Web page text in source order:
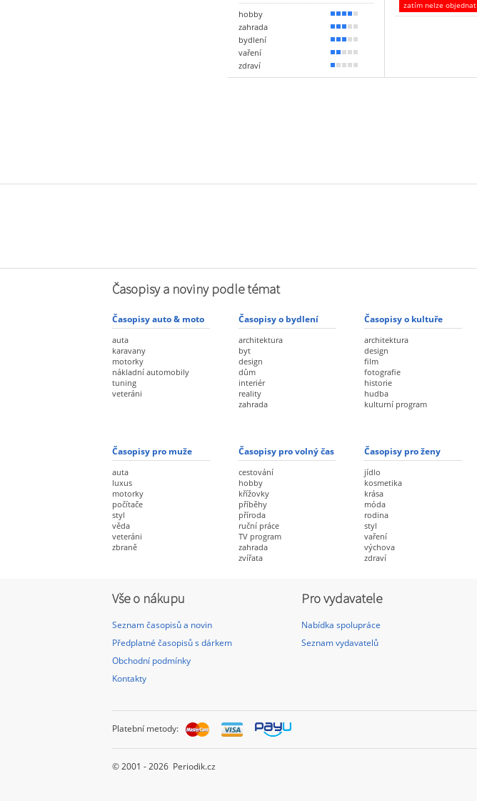
hobby
80 %
zahrada
60 %
bydlení
50 %
vaření
30 %
zdraví
20 %
zatím nelze objednat
Časopisy a noviny podle témat
Časopisy auto & moto
auta
karavany
motorky
nákladní automobily
tuning
veteráni
Časopisy o bydlení
architektura
byt
design
dům
interiér
reality
zahrada
Časopisy o kultuře
architektura
design
film
fotografie
historie
hudba
kulturní program
Časopisy pro muže
auta
luxus
motorky
počítače
styl
věda
veteráni
zbraně
Časopisy pro volný čas
cestování
hobby
křížovky
příběhy
příroda
ruční práce
TV program
zahrada
zvířata
Časopisy pro ženy
jídlo
kosmetika
krása
móda
rodina
styl
vaření
výchova
zdraví
Vše o nákupu
Seznam časopisů a novin
Předplatné časopisů s dárkem
Obchodní podmínky
Kontakty
Pro vydavatele
Nabídka spolupráce
Seznam vydavatelů
Platební metody:
© 2001 - 2026 Periodik.cz